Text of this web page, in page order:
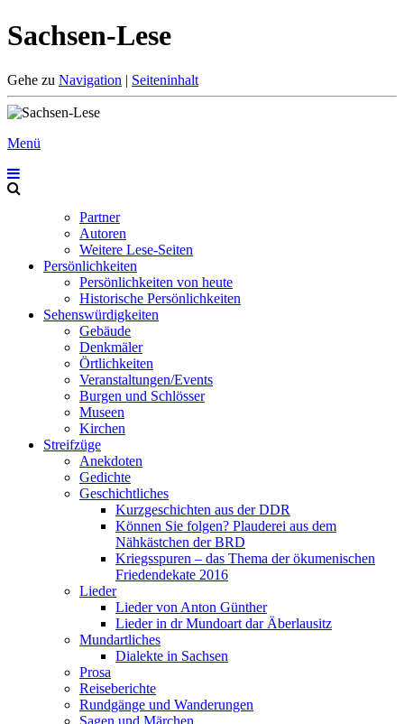
Sachsen-Lese
Gehe zu Navigation | Seiteninhalt
Menü
Partner
Autoren
Weitere Lese-Seiten
Persönlichkeiten
Persönlichkeiten von heute
Historische Persönlichkeiten
Sehenswürdigkeiten
Gebäude
Denkmäler
Örtlichkeiten
Veranstaltungen/Events
Burgen und Schlösser
Museen
Kirchen
Streifzüge
Anekdoten
Gedichte
Geschichtliches
Kurzgeschichten aus der DDR
Können Sie folgen? Plauderei aus dem
Nähkästchen der BRD
Kriegsspuren – das Thema der ökumenischen
Friedendekate 2016
Lieder
Lieder von Anton Günther
Lieder in dr Mundoart dar Äberlausitz
Mundartliches
Dialekte in Sachsen
Prosa
Reiseberichte
Rundgänge und Wanderungen
Sagen und Märchen